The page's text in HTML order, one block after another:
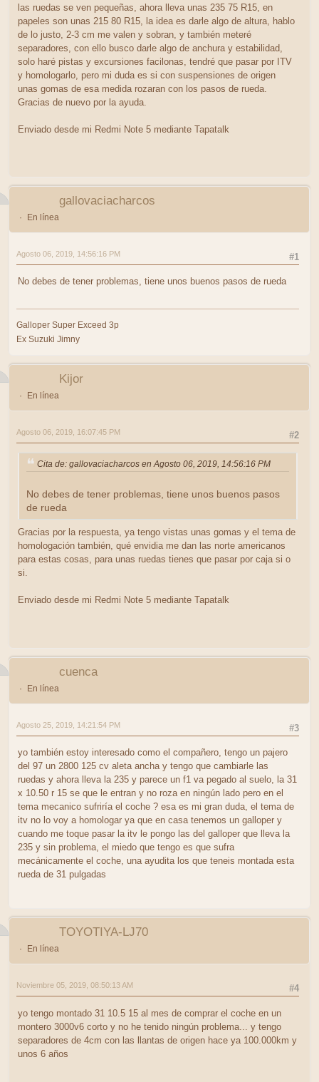
las ruedas se ven pequeñas, ahora lleva unas 235 75 R15, en
papeles son unas 215 80 R15, la idea es darle algo de altura, hablo
de lo justo, 2-3 cm me valen y sobran, y también meteré
separadores, con ello busco darle algo de anchura y estabilidad,
solo haré pistas y excursiones facilonas, tendré que pasar por ITV
y homologarlo, pero mi duda es si con suspensiones de origen
unas gomas de esa medida rozaran con los pasos de rueda.
Gracias de nuevo por la ayuda.
Enviado desde mi Redmi Note 5 mediante Tapatalk
gallovaciacharcos
En línea
#1
Agosto 06, 2019, 14:56:16 PM
No debes de tener problemas, tiene unos buenos pasos de rueda
Galloper Super Exceed 3p
Ex Suzuki Jimny
Kijor
En línea
#2
Agosto 06, 2019, 16:07:45 PM
Cita de: gallovaciacharcos en Agosto 06, 2019, 14:56:16 PM
No debes de tener problemas, tiene unos buenos pasos
de rueda
Gracias por la respuesta, ya tengo vistas unas gomas y el tema de
homologación también, qué envidia me dan las norte americanos
para estas cosas, para unas ruedas tienes que pasar por caja si o
si.
Enviado desde mi Redmi Note 5 mediante Tapatalk
cuenca
En línea
#3
Agosto 25, 2019, 14:21:54 PM
yo también estoy interesado como el compañero, tengo un pajero
del 97 un 2800 125 cv aleta ancha y tengo que cambiarle las
ruedas y ahora lleva la 235 y parece un f1 va pegado al suelo, la 31
x 10.50 r 15 se que le entran y no roza en ningún lado pero en el
tema mecanico sufriría el coche ? esa es mi gran duda, el tema de
itv no lo voy a homologar ya que en casa tenemos un galloper y
cuando me toque pasar la itv le pongo las del galloper que lleva la
235 y sin problema, el miedo que tengo es que sufra
mecánicamente el coche, una ayudita los que teneis montada esta
rueda de 31 pulgadas
TOYOTIYA-LJ70
En línea
#4
Noviembre 05, 2019, 08:50:13 AM
yo tengo montado 31 10.5 15 al mes de comprar el coche en un
montero 3000v6 corto y no he tenido ningún problema... y tengo
separadores de 4cm con las llantas de origen hace ya 100.000km y
unos 6 años